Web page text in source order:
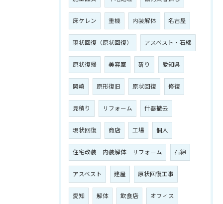
床ケレン 重機 内装解体 名古屋
現状回復（原状回復） アスベスト・石綿
原状復帰 美容室 斫り 愛知県
岡崎 原形復旧 原状回復 修復
見積り リフォーム 什器撤去
現状回復 商店 工場 個人
住宅改装 内装解体 リフォーム 石綿
アスベスト 建屋 原状回復工事
愛知 解体 飲食店 オフィス